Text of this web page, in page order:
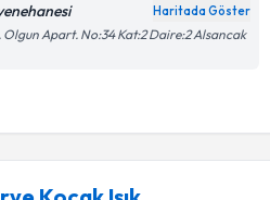
Haritada Göster
Olgun Apart. No:34 Kat:2 Daire:2 Alsancak